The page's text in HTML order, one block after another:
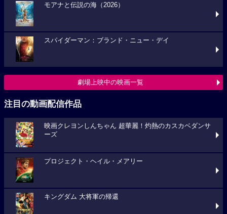
モアナと伝説の海（2026）
スパイダーマン：ブランド・ニュー・デイ
劇場上映中の映画一覧
注目の動画配信作品
映画クレヨンしんちゃん 超華麗！灼熱のカスカベダンサ
ーズ
プロジェクト・ヘイル・メアリー
キングダム 大将軍の帰還